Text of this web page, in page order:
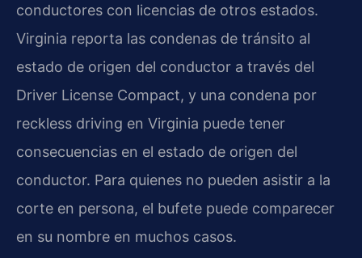
conductores con licencias de otros estados.
Virginia reporta las condenas de tránsito al
estado de origen del conductor a través del
Driver License Compact, y una condena por
reckless driving en Virginia puede tener
consecuencias en el estado de origen del
conductor. Para quienes no pueden asistir a la
corte en persona, el bufete puede comparecer
en su nombre en muchos casos.